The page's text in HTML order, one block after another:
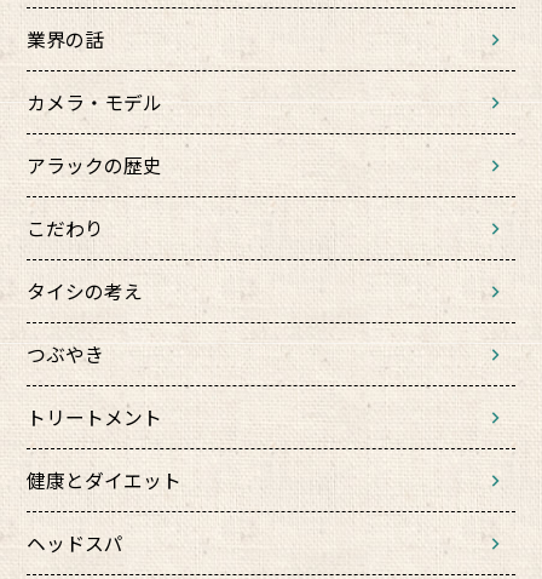
業界の話
カメラ・モデル
アラックの歴史
こだわり
タイシの考え
つぶやき
トリートメント
健康とダイエット
ヘッドスパ